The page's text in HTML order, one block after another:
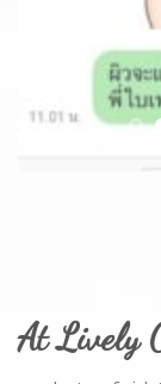
our doctors
problems. We
face. With
Ensuring the
patient handsome
to BTS Phrom